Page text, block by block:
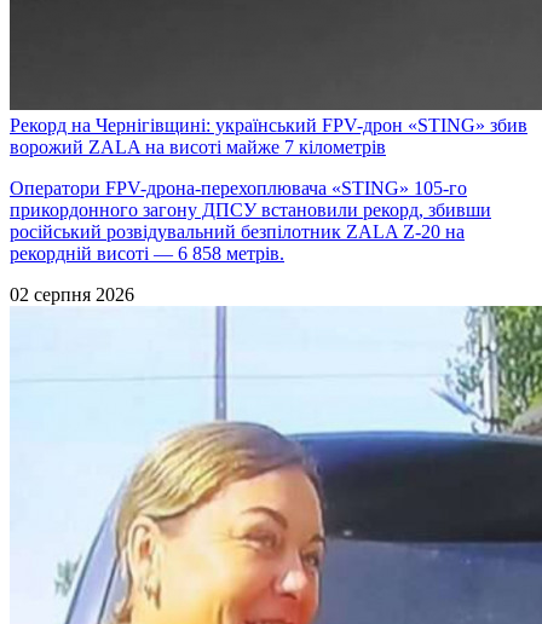
Рекорд на Чернігівщині: український FPV-дрон «STING» збив
ворожий ZALA на висоті майже 7 кілометрів
Оператори FPV-дрона-перехоплювача «STING» 105-го
прикордонного загону ДПСУ встановили рекорд, збивши
російський розвідувальний безпілотник ZALA Z-20 на
рекордній висоті — 6 858 метрів.
02 серпня 2026